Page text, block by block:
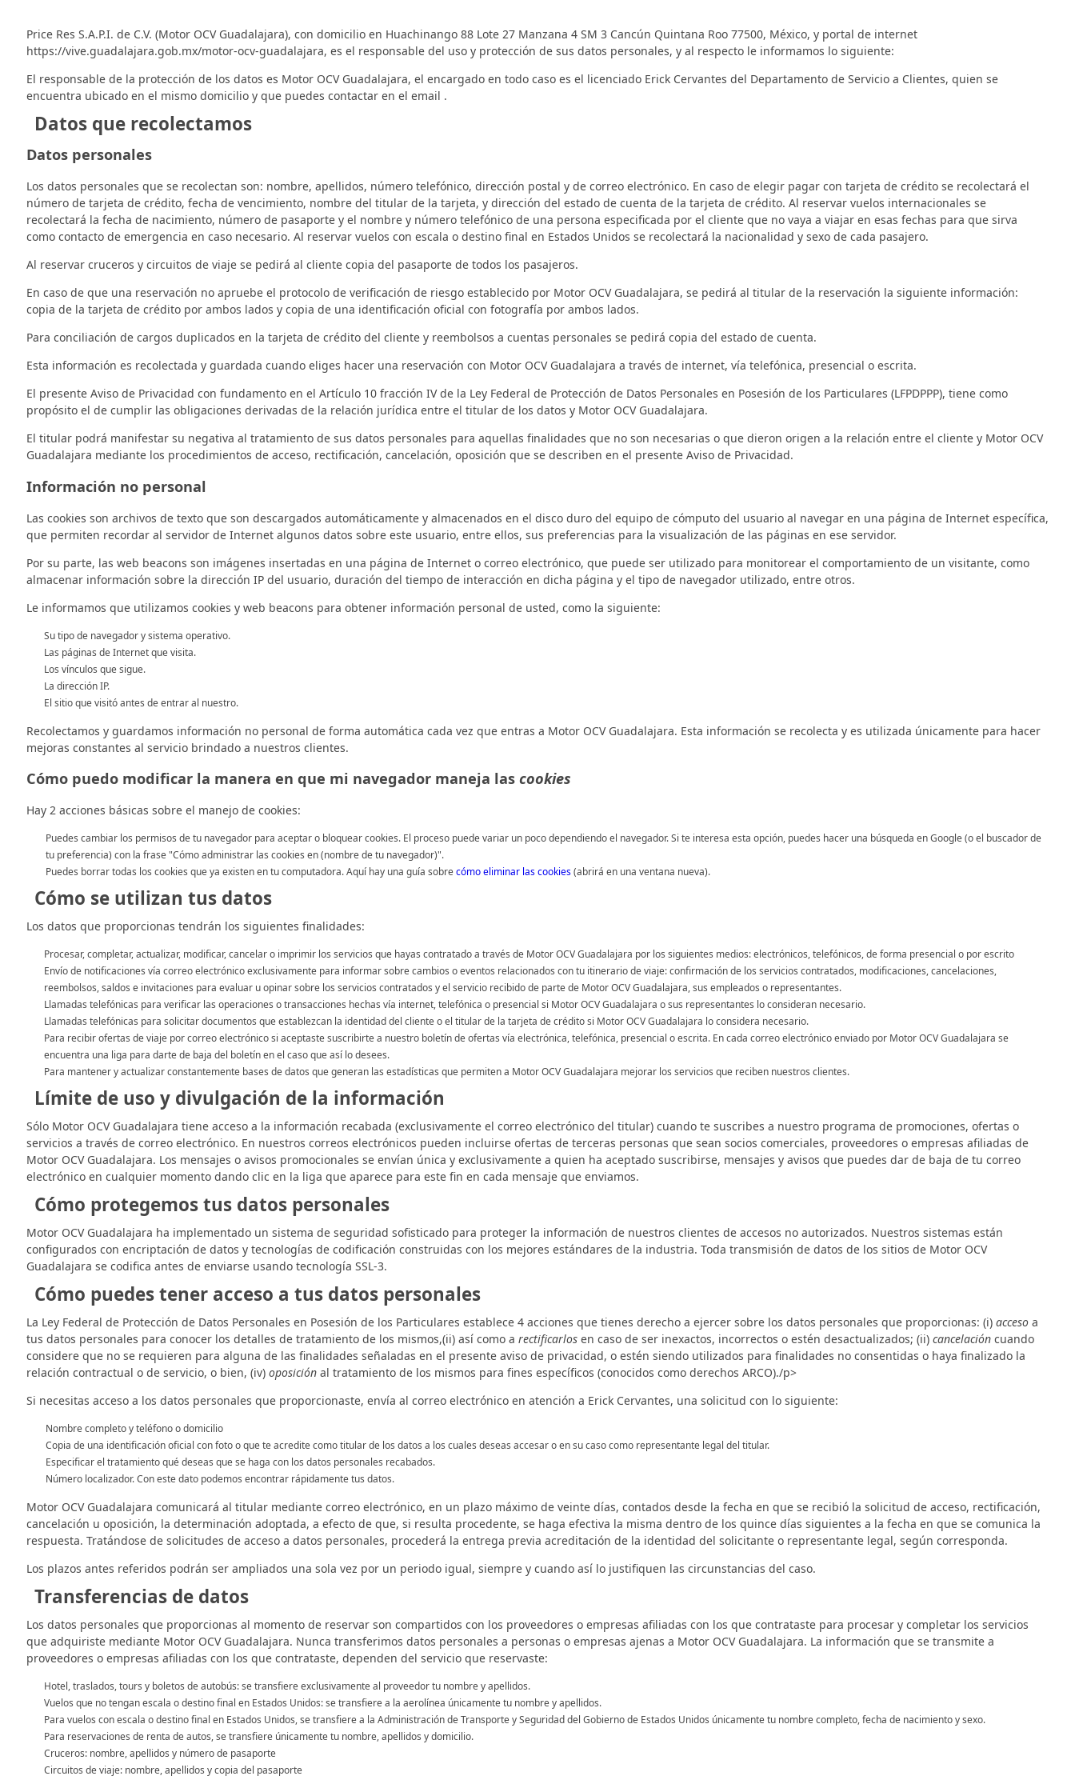
Price Res S.A.P.I. de C.V. (Motor OCV Guadalajara), con domicilio en Huachinango 88 Lote 27 Manzana 4 SM 3 Cancún Quintana Roo 77500, México, y portal de internet
https://vive.guadalajara.gob.mx/motor-ocv-guadalajara, es el responsable del uso y protección de sus datos personales, y al respecto le informamos lo siguiente:
El responsable de la protección de los datos es Motor OCV Guadalajara, el encargado en todo caso es el licenciado Erick Cervantes del Departamento de Servicio a Clientes, quien se
encuentra ubicado en el mismo domicilio y que puedes contactar en el email .
Datos que recolectamos
Datos personales
Los datos personales que se recolectan son: nombre, apellidos, número telefónico, dirección postal y de correo electrónico. En caso de elegir pagar con tarjeta de crédito se recolectará el
número de tarjeta de crédito, fecha de vencimiento, nombre del titular de la tarjeta, y dirección del estado de cuenta de la tarjeta de crédito. Al reservar vuelos internacionales se
recolectará la fecha de nacimiento, número de pasaporte y el nombre y número telefónico de una persona especificada por el cliente que no vaya a viajar en esas fechas para que sirva
como contacto de emergencia en caso necesario. Al reservar vuelos con escala o destino final en Estados Unidos se recolectará la nacionalidad y sexo de cada pasajero.
Al reservar cruceros y circuitos de viaje se pedirá al cliente copia del pasaporte de todos los pasajeros.
En caso de que una reservación no apruebe el protocolo de verificación de riesgo establecido por Motor OCV Guadalajara, se pedirá al titular de la reservación la siguiente información:
copia de la tarjeta de crédito por ambos lados y copia de una identificación oficial con fotografía por ambos lados.
Para conciliación de cargos duplicados en la tarjeta de crédito del cliente y reembolsos a cuentas personales se pedirá copia del estado de cuenta.
Esta información es recolectada y guardada cuando eliges hacer una reservación con Motor OCV Guadalajara a través de internet, vía telefónica, presencial o escrita.
El presente Aviso de Privacidad con fundamento en el Artículo 10 fracción IV de la Ley Federal de Protección de Datos Personales en Posesión de los Particulares (LFPDPPP), tiene como
propósito el de cumplir las obligaciones derivadas de la relación jurídica entre el titular de los datos y Motor OCV Guadalajara.
El titular podrá manifestar su negativa al tratamiento de sus datos personales para aquellas finalidades que no son necesarias o que dieron origen a la relación entre el cliente y Motor OCV
Guadalajara mediante los procedimientos de acceso, rectificación, cancelación, oposición que se describen en el presente Aviso de Privacidad.
Información no personal
Las cookies son archivos de texto que son descargados automáticamente y almacenados en el disco duro del equipo de cómputo del usuario al navegar en una página de Internet específica,
que permiten recordar al servidor de Internet algunos datos sobre este usuario, entre ellos, sus preferencias para la visualización de las páginas en ese servidor.
Por su parte, las web beacons son imágenes insertadas en una página de Internet o correo electrónico, que puede ser utilizado para monitorear el comportamiento de un visitante, como
almacenar información sobre la dirección IP del usuario, duración del tiempo de interacción en dicha página y el tipo de navegador utilizado, entre otros.
Le informamos que utilizamos cookies y web beacons para obtener información personal de usted, como la siguiente:
Su tipo de navegador y sistema operativo.
Las páginas de Internet que visita.
Los vínculos que sigue.
La dirección IP.
El sitio que visitó antes de entrar al nuestro.
Recolectamos y guardamos información no personal de forma automática cada vez que entras a Motor OCV Guadalajara. Esta información se recolecta y es utilizada únicamente para hacer
mejoras constantes al servicio brindado a nuestros clientes.
Cómo puedo modificar la manera en que mi navegador maneja las cookies
Hay 2 acciones básicas sobre el manejo de cookies:
Puedes cambiar los permisos de tu navegador para aceptar o bloquear cookies. El proceso puede variar un poco dependiendo el navegador. Si te interesa esta opción, puedes hacer una búsqueda en Google (o el buscador de
tu preferencia) con la frase "Cómo administrar las cookies en (nombre de tu navegador)".
Puedes borrar todas los cookies que ya existen en tu computadora. Aquí hay una guía sobrecómo eliminar las cookies(abrirá en una ventana nueva).
Cómo se utilizan tus datos
Los datos que proporcionas tendrán los siguientes finalidades:
Procesar, completar, actualizar, modificar, cancelar o imprimir los servicios que hayas contratado a través de Motor OCV Guadalajara por los siguientes medios: electrónicos, telefónicos, de forma presencial o por escrito
Envío de notificaciones vía correo electrónico exclusivamente para informar sobre cambios o eventos relacionados con tu itinerario de viaje: confirmación de los servicios contratados, modificaciones, cancelaciones,
reembolsos, saldos e invitaciones para evaluar u opinar sobre los servicios contratados y el servicio recibido de parte de Motor OCV Guadalajara, sus empleados o representantes.
Llamadas telefónicas para verificar las operaciones o transacciones hechas vía internet, telefónica o presencial si Motor OCV Guadalajara o sus representantes lo consideran necesario.
Llamadas telefónicas para solicitar documentos que establezcan la identidad del cliente o el titular de la tarjeta de crédito si Motor OCV Guadalajara lo considera necesario.
Para recibir ofertas de viaje por correo electrónico si aceptaste suscribirte a nuestro boletín de ofertas vía electrónica, telefónica, presencial o escrita. En cada correo electrónico enviado por Motor OCV Guadalajara se
encuentra una liga para darte de baja del boletín en el caso que así lo desees.
Para mantener y actualizar constantemente bases de datos que generan las estadísticas que permiten a Motor OCV Guadalajara mejorar los servicios que reciben nuestros clientes.
Límite de uso y divulgación de la información
Sólo Motor OCV Guadalajara tiene acceso a la información recabada (exclusivamente el correo electrónico del titular) cuando te suscribes a nuestro programa de promociones, ofertas o
servicios a través de correo electrónico. En nuestros correos electrónicos pueden incluirse ofertas de terceras personas que sean socios comerciales, proveedores o empresas afiliadas de
Motor OCV Guadalajara. Los mensajes o avisos promocionales se envían única y exclusivamente a quien ha aceptado suscribirse, mensajes y avisos que puedes dar de baja de tu correo
electrónico en cualquier momento dando clic en la liga que aparece para este fin en cada mensaje que enviamos.
Cómo protegemos tus datos personales
Motor OCV Guadalajara ha implementado un sistema de seguridad sofisticado para proteger la información de nuestros clientes de accesos no autorizados. Nuestros sistemas están
configurados con encriptación de datos y tecnologías de codificación construidas con los mejores estándares de la industria. Toda transmisión de datos de los sitios de Motor OCV
Guadalajara se codifica antes de enviarse usando tecnología SSL-3.
Cómo puedes tener acceso a tus datos personales
La Ley Federal de Protección de Datos Personales en Posesión de los Particulares establece 4 acciones que tienes derecho a ejercer sobre los datos personales que proporcionas: (i) acceso a
tus datos personales para conocer los detalles de tratamiento de los mismos,(ii) así como a rectificarlos en caso de ser inexactos, incorrectos o estén desactualizados; (ii) cancelación cuando
considere que no se requieren para alguna de las finalidades señaladas en el presente aviso de privacidad, o estén siendo utilizados para finalidades no consentidas o haya finalizado la
relación contractual o de servicio, o bien, (iv) oposición al tratamiento de los mismos para fines específicos (conocidos como derechos ARCO)./p>
Si necesitas acceso a los datos personales que proporcionaste, envía al correo electrónico en atención a Erick Cervantes, una solicitud con lo siguiente:
Nombre completo y teléfono o domicilio
Copia de una identificación oficial con foto o que te acredite como titular de los datos a los cuales deseas accesar o en su caso como representante legal del titular.
Especificar el tratamiento qué deseas que se haga con los datos personales recabados.
Número localizador. Con este dato podemos encontrar rápidamente tus datos.
Motor OCV Guadalajara comunicará al titular mediante correo electrónico, en un plazo máximo de veinte días, contados desde la fecha en que se recibió la solicitud de acceso, rectificación,
cancelación u oposición, la determinación adoptada, a efecto de que, si resulta procedente, se haga efectiva la misma dentro de los quince días siguientes a la fecha en que se comunica la
respuesta. Tratándose de solicitudes de acceso a datos personales, procederá la entrega previa acreditación de la identidad del solicitante o representante legal, según corresponda.
Los plazos antes referidos podrán ser ampliados una sola vez por un periodo igual, siempre y cuando así lo justifiquen las circunstancias del caso.
Transferencias de datos
Los datos personales que proporcionas al momento de reservar son compartidos con los proveedores o empresas afiliadas con los que contrataste para procesar y completar los servicios
que adquiriste mediante Motor OCV Guadalajara. Nunca transferimos datos personales a personas o empresas ajenas a Motor OCV Guadalajara. La información que se transmite a
proveedores o empresas afiliadas con los que contrataste, dependen del servicio que reservaste:
Hotel, traslados, tours y boletos de autobús: se transfiere exclusivamente al proveedor tu nombre y apellidos.
Vuelos que no tengan escala o destino final en Estados Unidos: se transfiere a la aerolínea únicamente tu nombre y apellidos.
Para vuelos con escala o destino final en Estados Unidos, se transfiere a la Administración de Transporte y Seguridad del Gobierno de Estados Unidos únicamente tu nombre completo, fecha de nacimiento y sexo.
Para reservaciones de renta de autos, se transfiere únicamente tu nombre, apellidos y domicilio.
Cruceros: nombre, apellidos y número de pasaporte
Circuitos de viaje: nombre, apellidos y copia del pasaporte